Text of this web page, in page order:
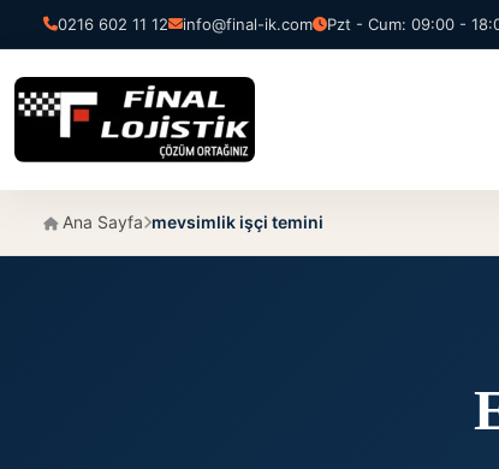
0216 602 11 12 info@final-ik.com Pzt - Cum: 09:00 -
Ana Sayfa mevsimlik işçi temini